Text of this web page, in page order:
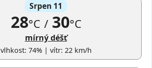
Srpen 11
28°C /30°C
mírný déšť
vlhkost: 74% | vítr: 22 km/h